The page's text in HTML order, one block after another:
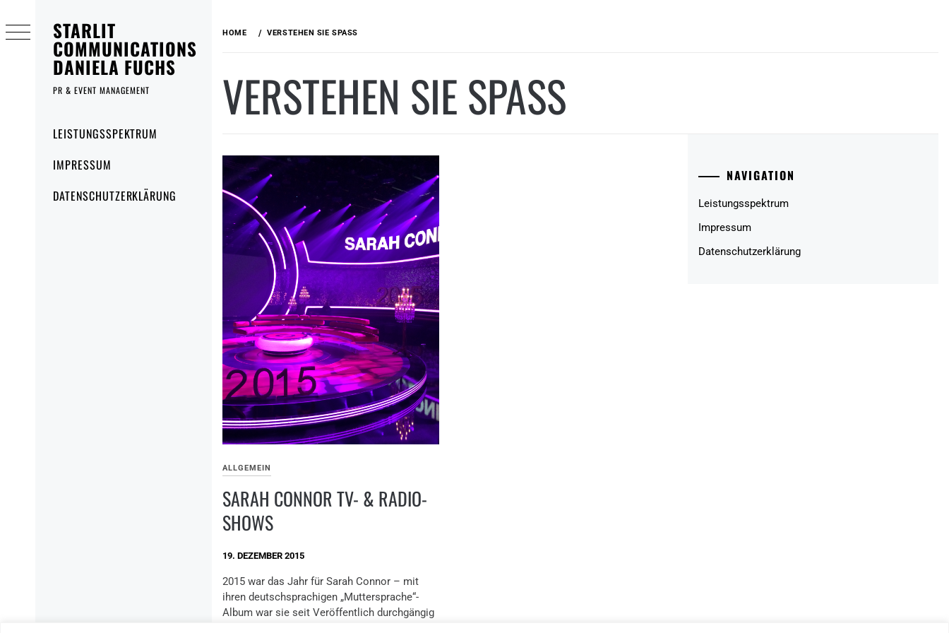
STARLIT
COMMUNICATIONS
DANIELA FUCHS
PR & EVENT MANAGEMENT
MenuLEISTUNGSSPEKTRUM
IMPRESSUM
DATENSCHUTZERKLÄRUNG
to
content
HOME VERSTEHEN SIE SPASS
VERSTEHEN SIE SPASS
ALLGEMEIN
SARAH CONNOR TV- & RADIO-
SHOWS
19. DEZEMBER 2015
2015 war das Jahr für Sarah Connor – mit
ihren deutschsprachigen „Muttersprache“-
Album war sie seit Veröffentlich durchgängig
NAVIGATION
Leistungsspektrum
Impressum
Datenschutzerklärung